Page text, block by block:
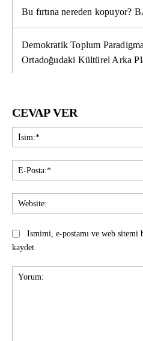
Bu fırtına nereden kopuyor?
Demokratik Toplum
Ortadoğudaki Kültürel Arka
CEVAP VER
Ismimi, e-postamı ve web sitemi
kaydet.